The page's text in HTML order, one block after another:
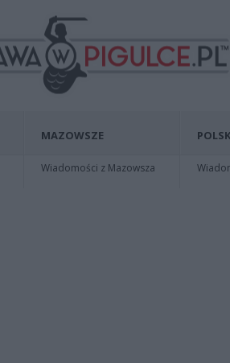
MAZOWSZE
Wiadomości z Mazowsza